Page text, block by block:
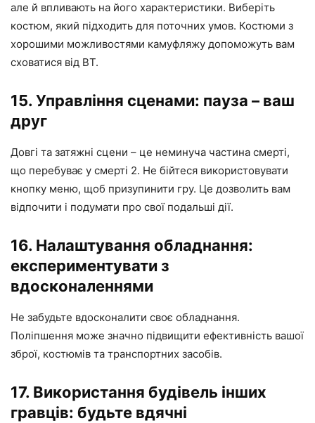
але й впливають на його характеристики. Виберіть
костюм, який підходить для поточних умов. Костюми з
хорошими можливостями камуфляжу допоможуть вам
сховатися від BT.
15. Управління сценами: пауза – ваш
друг
Довгі та затяжні сцени – це неминуча частина смерті,
що перебуває у смерті 2. Не бійтеся використовувати
кнопку меню, щоб призупинити гру. Це дозволить вам
відпочити і подумати про свої подальші дії.
16. Налаштування обладнання:
експериментувати з
вдосконаленнями
Не забудьте вдосконалити своє обладнання.
Поліпшення може значно підвищити ефективність вашої
зброї, костюмів та транспортних засобів.
17. Використання будівель інших
гравців: будьте вдячні